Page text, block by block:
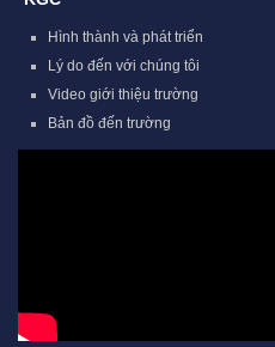
Hình thành và phát triển
Lý do đến với chúng tôi
Video giới thiệu trường
Bản đồ đến trường